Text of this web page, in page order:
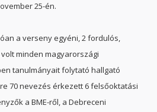
25-én.
a verseny egyéni, 2 fordulós,
minden magyarországi
tanulmányait folytató hallgató
70 nevezés érkezett 6 felsőoktatási
a BME-ről, a Debreceni